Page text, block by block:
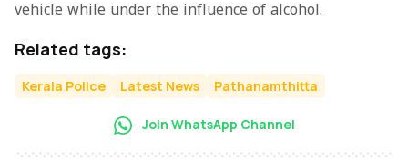
vehicle while under the influence of alcohol.
Related tags:
Kerala Police Latest News Pathanamthitta
Join WhatsApp Channel